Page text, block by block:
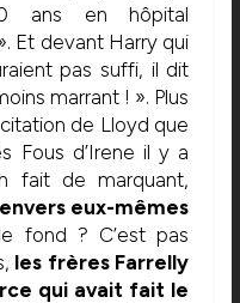
ans en hôpital
Et devant Harry qui
pas suffi, il dit
marrant ! ». Plus
de Lloyd que
Fous d’Irene il y a
fait de marquant,
eux-mêmes
fond ? C’est pas
les frères Farrelly
qui avait fait le